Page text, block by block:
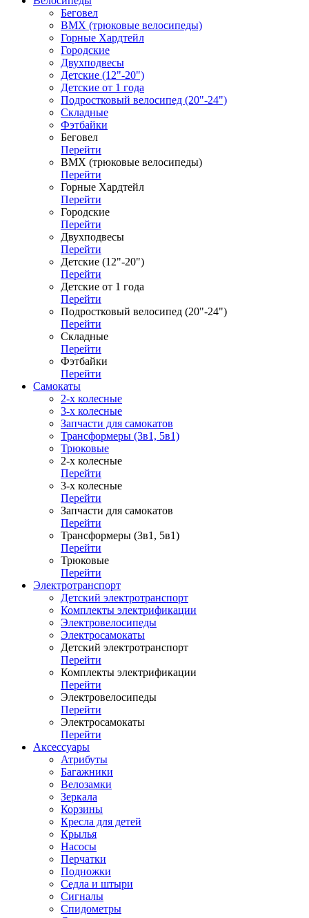
Беговел
ВМХ (трюковые велосипеды)
Горные Хардтейл
Городские
Двухподвесы
Детские (12"-20")
Детские от 1 года
Подростковый велосипед (20"-24")
Складные
Фэтбайки
Беговел
Перейти
ВМХ (трюковые велосипеды)
Перейти
Горные Хардтейл
Перейти
Городские
Перейти
Двухподвесы
Перейти
Детские (12"-20")
Перейти
Детские от 1 года
Перейти
Подростковый велосипед (20"-24")
Перейти
Складные
Перейти
Фэтбайки
Перейти
Самокаты
2-х колесные
3-х колесные
Запчасти для самокатов
Трансформеры (3в1, 5в1)
Трюковые
2-х колесные
Перейти
3-х колесные
Перейти
Запчасти для самокатов
Перейти
Трансформеры (3в1, 5в1)
Перейти
Трюковые
Перейти
Электротранспорт
Детский электротранспорт
Комплекты электрификации
Электровелосипеды
Электросамокаты
Детский электротранспорт
Перейти
Комплекты электрификации
Перейти
Электровелосипеды
Перейти
Электросамокаты
Перейти
Аксессуары
Атрибуты
Багажники
Велозамки
Зеркала
Корзины
Кресла для детей
Крылья
Насосы
Перчатки
Подножки
Седла и штыри
Сигналы
Спидометры